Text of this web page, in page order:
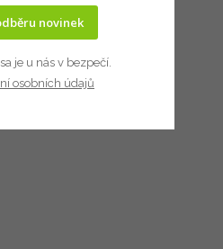
novinek
je u nás v bezpečí.
osobních údajů